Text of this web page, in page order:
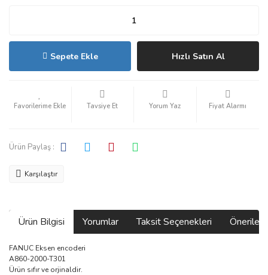
Sepete Ekle Hızlı Satın Al
Tavsiye Et Yorum Yaz Fiyat Alarmı
Ürün Paylaş :
Karşılaştır
Ürün Bilgisi Yorumlar Taksit Seçenekleri
FANUC Eksen encoderi
A860-2000-T301
Ürün sıfır ve orjinaldir.